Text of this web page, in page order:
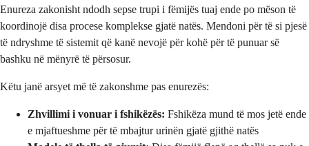
Enureza zakonisht ndodh sepse trupi i fëmijës tuaj ende po mëson të
koordinojë disa procese komplekse gjatë natës. Mendoni për të si pjesë
të ndryshme të sistemit që kanë nevojë për kohë për të punuar së
bashku në mënyrë të përsosur.
Këtu janë arsyet më të zakonshme pas enurezës:
Zhvillimi i vonuar i fshikëzës: Fshikëza mund të mos jetë ende
e mjaftueshme për të mbajtur urinën gjatë gjithë natës